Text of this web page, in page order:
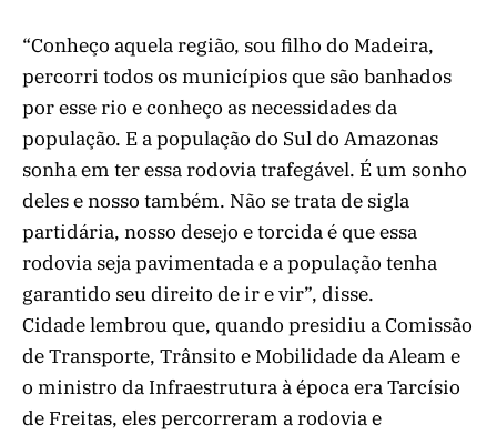
“Conheço aquela região, sou filho do Madeira,
percorri todos os municípios que são banhados
por esse rio e conheço as necessidades da
população. E a população do Sul do Amazonas
sonha em ter essa rodovia trafegável. É um sonho
deles e nosso também. Não se trata de sigla
partidária, nosso desejo e torcida é que essa
rodovia seja pavimentada e a população tenha
garantido seu direito de ir e vir”, disse.
Cidade lembrou que, quando presidiu a Comissão
de Transporte, Trânsito e Mobilidade da Aleam e
o ministro da Infraestrutura à época era Tarcísio
de Freitas, eles percorreram a rodovia e